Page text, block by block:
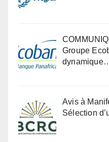
Groupe
Avis à
Sélection